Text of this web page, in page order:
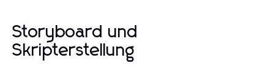
Storyboard und
Skripterstellung